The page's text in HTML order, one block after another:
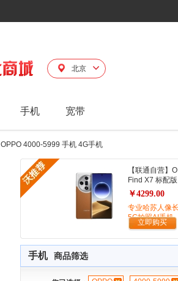
北京
手机 宽带
OPPO 4000-5999 手机 4G手机
【联通自营】
Find X7 标配版
￥4299.00
专业哈苏人像
5G拍照AI手机
立即购买
手机 商品筛选